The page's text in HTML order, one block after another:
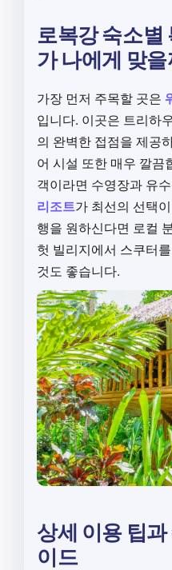
로복강 숙소별
가 나에게 맞
가장 먼저 주목할 곳은
입니다. 이곳은 트리하
의 완벽한 접점을 제공
어 시설 또한 매우 깔끔
객이라면 수영장과 유
리조트가 최선의 선택
행을 원하신다면 로컬
헛 빌리지에서 스쿠터
것도 좋습니다.
상세 이용 팁
이드